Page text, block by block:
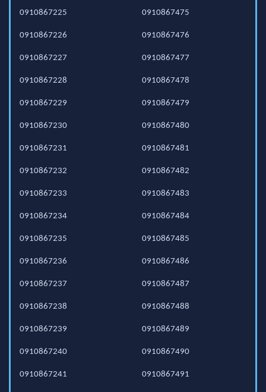
0910867225
0910867226
0910867227
0910867228
0910867229
0910867230
0910867231
0910867232
0910867233
0910867234
0910867235
0910867236
0910867237
0910867238
0910867239
0910867240
0910867241
0910867475
0910867476
0910867477
0910867478
0910867479
0910867480
0910867481
0910867482
0910867483
0910867484
0910867485
0910867486
0910867487
0910867488
0910867489
0910867490
0910867491